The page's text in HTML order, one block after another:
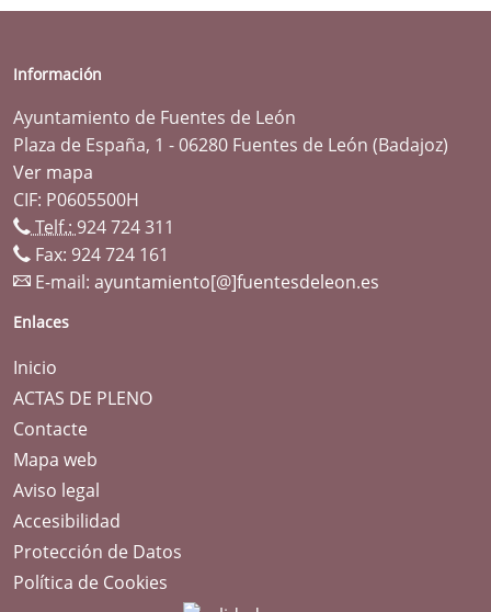
Información
Ayuntamiento de Fuentes de León
Plaza de España, 1 - 06280 Fuentes de León (Badajoz)
Ver mapa
CIF: P0605500H
Telf.: 924 724 311
Fax: 924 724 161
E-mail: ayuntamiento[@]fuentesdeleon.es
Enlaces
Inicio
ACTAS DE PLENO
Contacte
Mapa web
Aviso legal
Accesibilidad
Protección de Datos
Política de Cookies